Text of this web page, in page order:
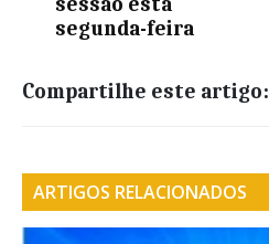
segunda-feira
Compartilhe este artigo:
ARTIGOS RELACIONADOS